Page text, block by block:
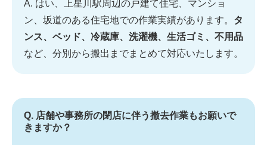
A. はい、上星川駅周辺の戸建て住宅、マンショ
ン、坂道のある住宅地での作業実績があります。 タ
ンス、ベッド、冷蔵庫、洗濯機、生活ゴミ、不用品
など、分別から搬出までまとめて対応いたします。
Q. 店舗や事務所の閉店に伴う撤去作業もお願いで
きますか？